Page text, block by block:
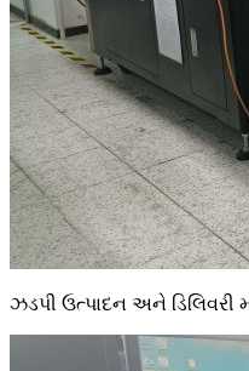
ઝડપી ઉત્પાદન અને ડિલિવરી